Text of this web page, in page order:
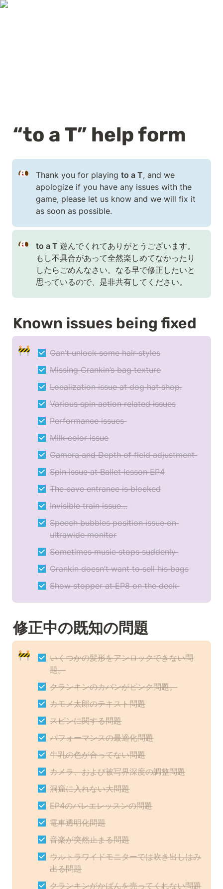
“to a T” help form
Thank you for playing to a T, and we
apologize if you have any issues with the
game, please let us know and we will fix it
as soon as possible.
to a T 遊んでくれてありがとうございます。
もし不具合があって全然楽しめてなかったり
したらごめんなさい。なる早で修正したいと
思っているので、是非共有してください。
Known issues being fixed
🚧
Can’t unlock some hair styles
Missing Crankin’s bag texture
Localization issue at dog hat shop.
Various spin action related issues
Performance issues
Milk color issue
Camera and Depth of field adjustment
Spin issue at Ballet lesson EP4
The cave entrance is blocked
Invisible train issue…
Speech bubbles position issue on
ultrawide monitor
Sometimes music stops suddenly
Crankin doesn’t want to sell his bags
Show stopper at EP8 on the deck
修正中の既知の問題
🚧
いくつかの髪形をアンロックできない問
題。
クランキンのカバンがピンク問題。
カモメ太郎のテキスト問題
スピンに関する問題
パフォーマンスの最適化問題
牛乳の色が合ってない問題
カメラ、および被写界深度の調整問題
洞窟に入れない大問題
EP4のバレエレッスンの問題
電車透明化問題
音楽が突然止まる問題
ウルトラワイドモニターでは吹き出しはみ
出る問題
クランキンがかばんを売ってくれない問題